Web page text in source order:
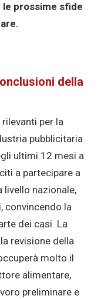
prossime sfide
della
per la
pubblicitaria
ultimi 12 mesi a
a partecipare a
nazionale,
convincendo la
dei casi. La
revisione della
molto il
alimentare,
preliminare e